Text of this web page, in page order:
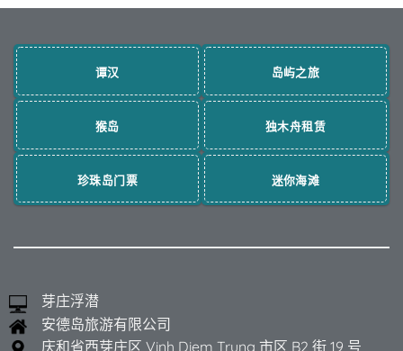
谭汉 岛屿之旅
猴岛 独木舟租赁
珍珠岛门票 迷你海滩
芽庄浮潜
安德岛旅游有限公司
庆和省西芽庄区 Vinh Diem Trung 市区 B2 街 19 号